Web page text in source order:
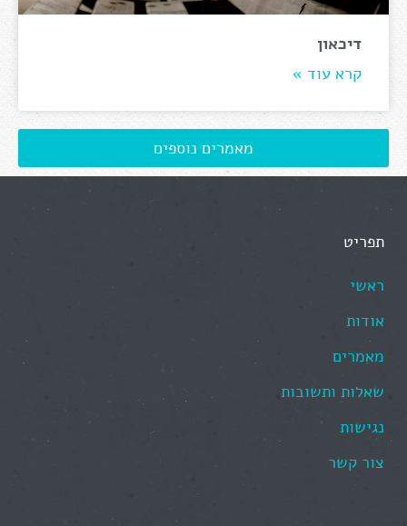
דיכאון
קרא עוד »
מאמרים נוספים
תפריט
ראשי
אודות
מאמרים
שאלות ותשובות
נגישות
צור קשר